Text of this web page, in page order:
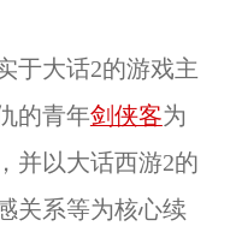
大话2的游戏主
的青年剑侠客为
并以大话西游2的
关系等为核心续